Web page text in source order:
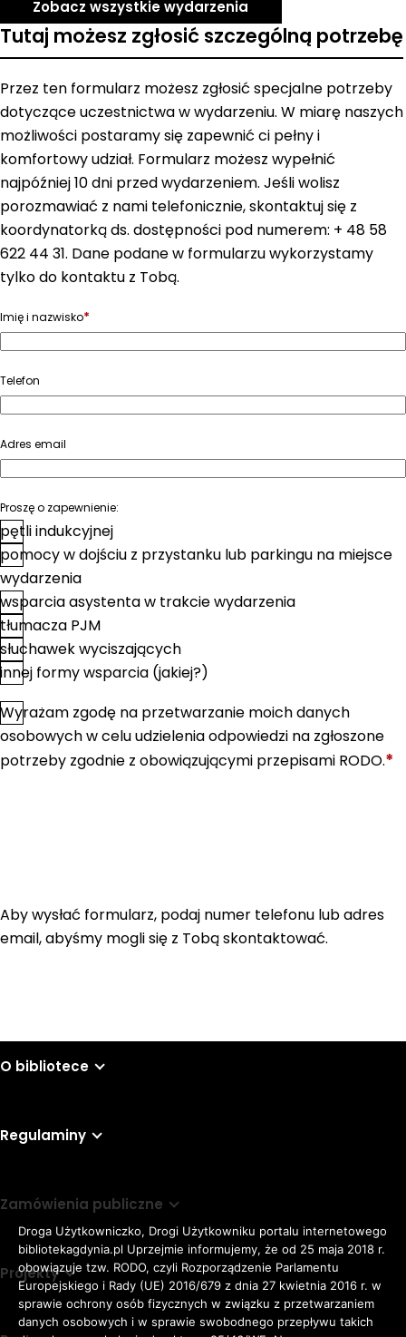
Zobacz wszystkie wydarzenia
Tutaj możesz zgłosić szczególną potrzebę
Przez ten formularz możesz zgłosić specjalne potrzeby
dotyczące uczestnictwa w wydarzeniu. W miarę naszych
możliwości postaramy się zapewnić ci pełny i
komfortowy udział. Formularz możesz wypełnić
najpóźniej 10 dni przed wydarzeniem. Jeśli wolisz
porozmawiać z nami telefonicznie, skontaktuj się z
koordynatorką ds. dostępności pod numerem: + 48 58
622 44 31. Dane podane w formularzu wykorzystamy
tylko do kontaktu z Tobą.
Imię i nazwisko*
Telefon
Adres email
Proszę o zapewnienie:
pętli indukcyjnej
pomocy w dojściu z przystanku lub parkingu na miejsce
wydarzenia
wsparcia asystenta w trakcie wydarzenia
tłumacza PJM
słuchawek wyciszających
innej formy wsparcia (jakiej?)
Zgoda*
Wyrażam zgodę na przetwarzanie moich danych
osobowych w celu udzielenia odpowiedzi na zgłoszone
potrzeby zgodnie z obowiązującymi przepisami RODO.*
Aby wysłać formularz, podaj numer telefonu lub adres
email, abyśmy mogli się z Tobą skontaktować.
O bibliotece
Regulaminy
Zamówienia publiczne
Projekty
Droga Użytkowniczko, Drogi Użytkowniku portalu internetowego
bibliotekagdynia.pl Uprzejmie informujemy, że od 25 maja 2018 r.
obowiązuje tzw. RODO, czyli Rozporządzenie Parlamentu
Europejskiego i Rady (UE) 2016/679 z dnia 27 kwietnia 2016 r. w
sprawie ochrony osób fizycznych w związku z przetwarzaniem
danych osobowych i w sprawie swobodnego przepływu takich